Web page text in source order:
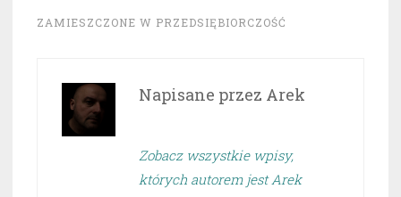
ZAMIESZCZONE W PRZEDSIĘBIORCZOŚĆ
Napisane przez Arek
Zobacz wszystkie wpisy,
których autorem jest Arek